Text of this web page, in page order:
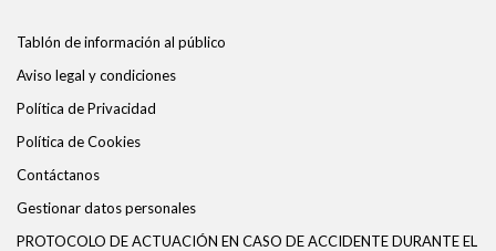
Tablón de información al público
Aviso legal y condiciones
Política de Privacidad
Política de Cookies
Contáctanos
Gestionar datos personales
PROTOCOLO DE ACTUACIÓN EN CASO DE ACCIDENTE DURANTE EL